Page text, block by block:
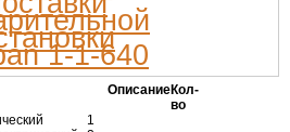
ОписаниеКол-
во
1